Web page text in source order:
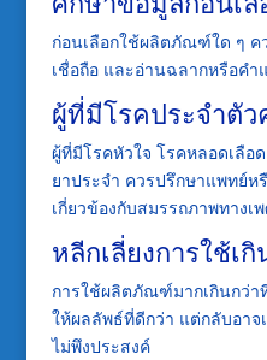
ก่อนเลือกใช้ผลิตภัณฑ์ใด ๆ
เชื่อถือ และอ่านฉลากหรือคำ
ผู้ที่มีโรคประจำตั
ผู้ที่มีโรคหัวใจ โรคหลอดเลื
ยาประจำ ควรปรึกษาแพทย์
เกี่ยวข้องกับสมรรถภาพทางเ
หลีกเลี่ยงการใช้เ
การใช้ผลิตภัณฑ์มากเกินกว่า
ให้ผลลัพธ์ที่ดีกว่า แต่กลับอาจ
ไม่พึงประสงค์